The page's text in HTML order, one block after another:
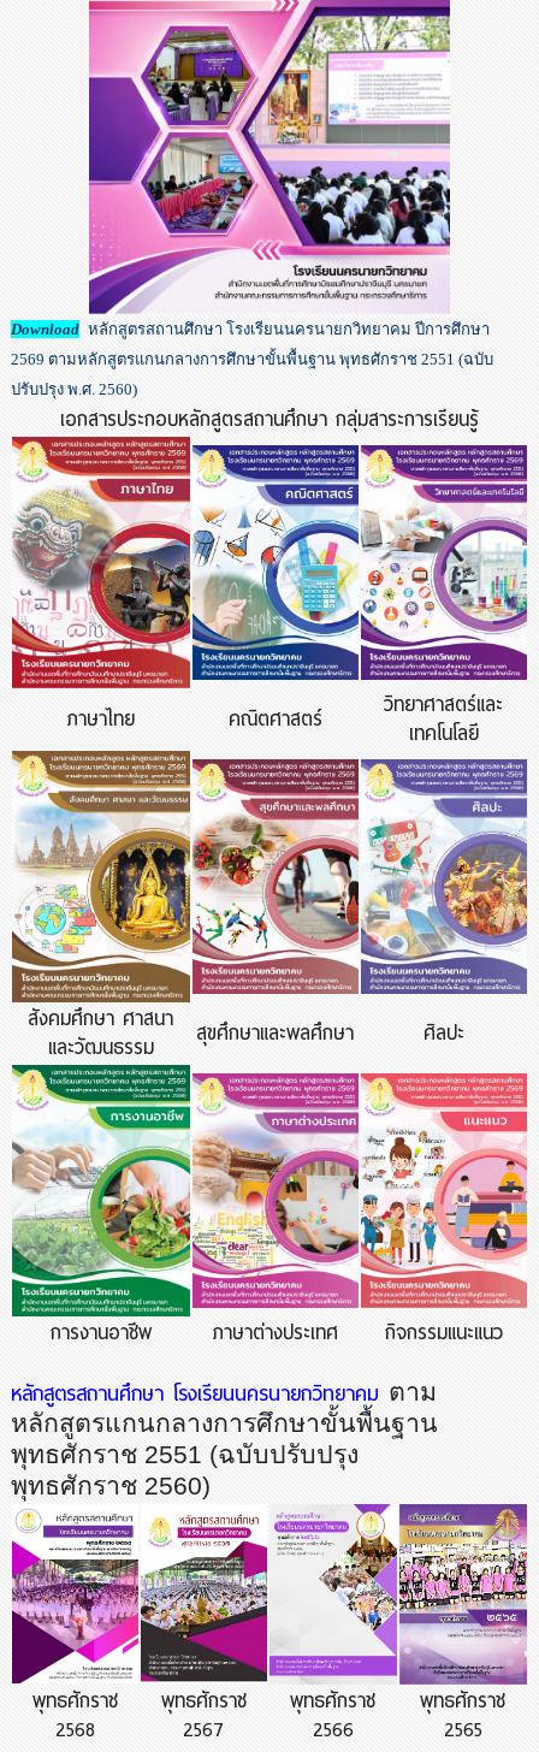
Download หลักสูตรสถานศึกษา โรงเรียนนครนายกวิทยาคม ปีการศึกษา
2569 ตามหลักสูตรแกนกลางการศึกษาขั้นพื้นฐาน พุทธศักราช 2551 (ฉบับ
ปรับปรุง พ.ศ. 2560)
เอกสารประกอบหลักสูตรสถานศึกษา กลุ่มสาระการเรียนรู้
ภาษาไทย คณิตศาสตร์
วิทยาศาสตร์และ
เทคโนโลยี
สังคมศึกษา ศาสนา
และวัฒนธรรม
สุขศึกษาและพลศึกษา ศิลปะ
การงานอาชีพ ภาษาต่างประเทศ กิจกรรมแนะแนว
หลักสูตรสถานศึกษา โรงเรียนนครนายกวิทยาคม ตาม
หลักสูตรแกนกลางการศึกษาขั้นพื้นฐาน
พุทธศักราช 2551 (ฉบับปรับปรุง
พุทธศักราช 2560)
พุทธศักราช
2568
พุทธศักราช
2567
พุทธศักราช
2566
พุทธศักราช
2565